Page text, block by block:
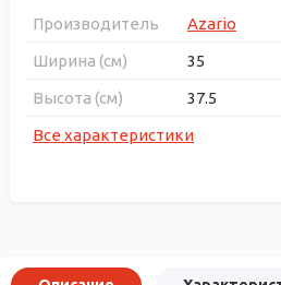
Производитель
Azario
Ширина (см)
35
Высота (см)
37.5
Все характеристики